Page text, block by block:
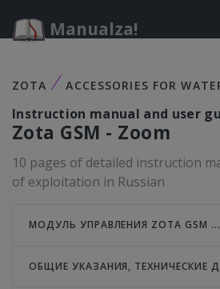
Manualza!
ZOTA ACCESSORIES FOR
Instruction manual and user
Zota GSM - Zoom
10 pages of detailed instruction
of exploitation in Russian
МОДУЛЬ УПРАВЛЕНИЯ ZOTA GSM ...
ОБЩИЕ УКАЗАНИЯ, ТЕХНИЧЕСКИЕ